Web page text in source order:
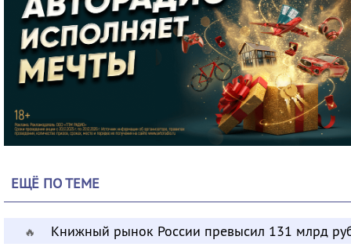
ЕЩЁ ПО ТЕМЕ
🔥 Книжный рынок России превысил 131 млрд